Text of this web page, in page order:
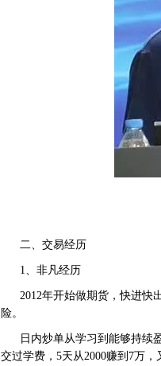
二、交易经历
1、非凡经历
2012年开始做期货，快进快
险。
日内炒单从学习到能够持续
交过学费，5天从2000赚到7万